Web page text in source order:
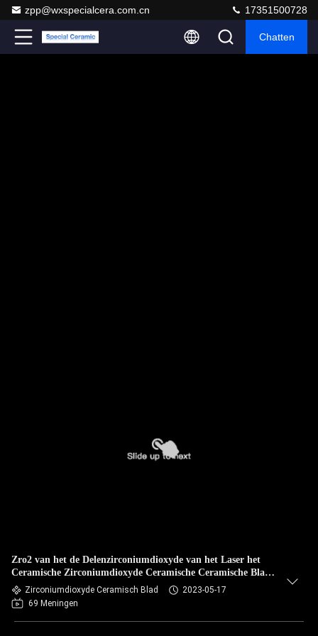
zpp@wxspecialcera.com.cn 17351500728
Chatten
Zro2 van het de Delenzirconiumdioxyde van het Laser het
Ceramische Zirconiumdioxyde Ceramische Ceramische Blad
voor Knipsel
Zirconiumdioxyde Ceramisch Blad
2023-05-17
69 Meningen